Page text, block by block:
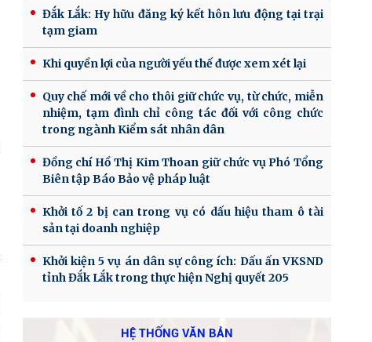
Đắk Lắk: Hy hữu đăng ký kết hôn lưu động tại trại
tạm giam
Khi quyền lợi của người yếu thế được xem xét lại
Quy chế mới về cho thôi giữ chức vụ, từ chức, miễn
nhiệm, tạm đình chỉ công tác đối với công chức
trong ngành Kiểm sát nhân dân
Đồng chí Hồ Thị Kim Thoan giữ chức vụ Phó Tổng
Biên tập Báo Bảo vệ pháp luật
Khởi tố 2 bị can trong vụ có dấu hiệu tham ô tài
sản tại doanh nghiệp
Khởi kiện 5 vụ án dân sự công ích: Dấu ấn VKSND
tỉnh Đắk Lắk trong thực hiện Nghị quyết 205
HỆ THỐNG VĂN BẢN